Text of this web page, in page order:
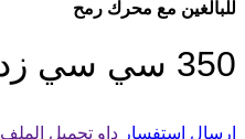
للبالغين مع محرك رمح
350 سي سي زد تي آر
إرسال استفسار داو تحميل الملف